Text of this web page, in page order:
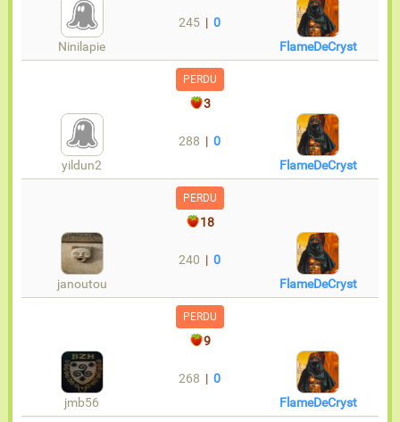
Ninilapie
245 |0
FlameDeCryst
PERDU
3
yildun2
288 |0
FlameDeCryst
PERDU
18
janoutou
240 |0
FlameDeCryst
PERDU
9
jmb56
268 |0
FlameDeCryst